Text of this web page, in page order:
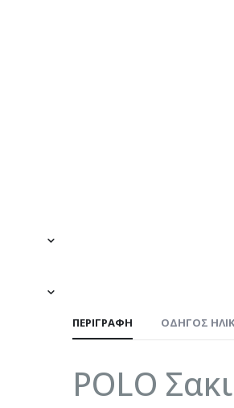
ΠΕΡΙΓΡΑΦΉ ΟΔΗΓΌΣ
POLO